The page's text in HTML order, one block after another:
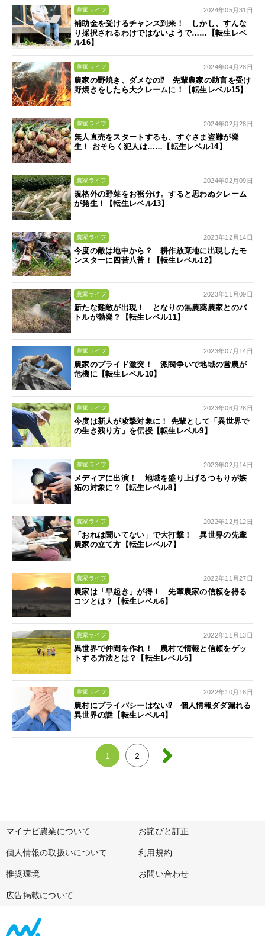
農家ライフ 2024年05月31日
補助金を受けるチャンス到来！ しかし、すんな
り採択されるわけではないようで……【転生レベ
ル16】
農家ライフ 2024年04月28日
農家の野焼き、ダメなの⁉ 先輩農家の助言を受け
野焼きをしたら大クレームに！【転生レベル15】
農家ライフ 2024年02月28日
無人直売をスタートするも、すぐさま盗難が発
生！ おそらく犯人は……【転生レベル14】
農家ライフ 2024年02月09日
規格外の野菜をお裾分け。すると思わぬクレーム
が発生！【転生レベル13】
農家ライフ 2023年12月14日
今度の敵は地中から？ 耕作放棄地に出現したモ
ンスターに四苦八苦！【転生レベル12】
農家ライフ 2023年11月09日
新たな難敵が出現！ となりの無農薬農家とのバ
トルが勃発？【転生レベル11】
農家ライフ 2023年07月14日
農家のプライド激突！ 派閥争いで地域の営農が
危機に【転生レベル10】
農家ライフ 2023年06月28日
今度は新人が攻撃対象に！ 先輩として「異世界で
の生き残り方」を伝授【転生レベル9】
農家ライフ 2023年02月14日
メディアに出演！ 地域を盛り上げるつもりが嫉
妬の対象に？【転生レベル8】
農家ライフ 2022年12月12日
「おれは聞いてない」で大打撃！ 異世界の先輩
農家の立て方【転生レベル7】
農家ライフ 2022年11月27日
農家は「早起き」が得！ 先輩農家の信頼を得る
コツとは？【転生レベル6】
農家ライフ 2022年11月13日
異世界で仲間を作れ！ 農村で情報と信頼をゲッ
トする方法とは？【転生レベル5】
農家ライフ 2022年10月18日
農村にプライバシーはない⁉ 個人情報ダダ漏れる
異世界の謎【転生レベル4】
1 2
マイナビ農業について お詫びと訂正
個人情報の取扱いについて 利用規約
推奨環境 お問い合わせ
広告掲載について